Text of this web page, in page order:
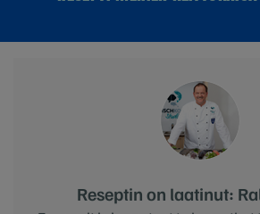
Reseptin on laatinut: